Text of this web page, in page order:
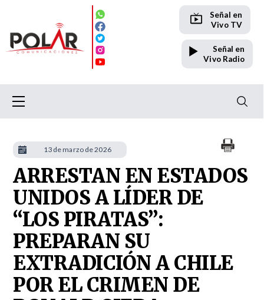
Señal en
Vivo TV
Señal en
Vivo Radio
ARRESTAN EN ESTADOS
UNIDOS A LÍDER DE
“LOS PIRATAS”:
PREPARAN SU
EXTRADICIÓN A CHILE
POR EL CRIMEN DE
13 de marzo de 2026